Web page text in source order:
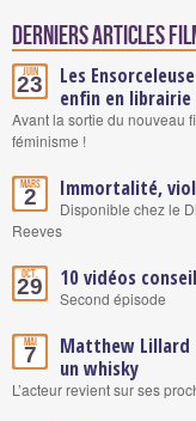
Derniers articles
Juin
23
Les
enfin en librairie
Avant la sortie du nouveau
féminisme !
Mars
2 Immortalité,
Disponible chez le
Reeves
Oct.
29 10 vidéos
Second épisode
Mai
7
Matthew Lillard
un whisky
L’acteur revient sur ses